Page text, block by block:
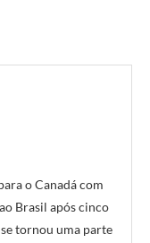
o Canadá com
Brasil após cinco
tornou uma parte